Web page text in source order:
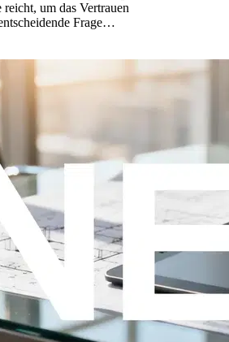
reicht, um das Vertrauen
Frage…